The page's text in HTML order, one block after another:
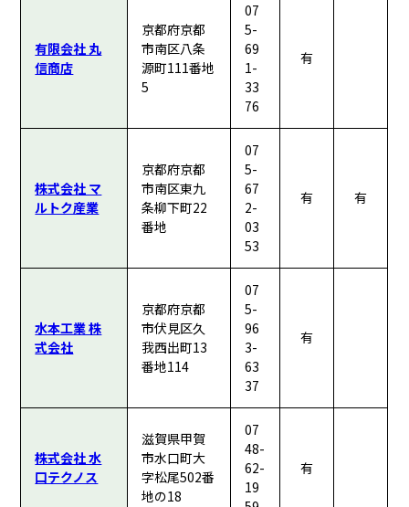
有限会社 丸
信商店
京都府京都
市南区八条
源町111番地
5
07
5-
69
1-
33
76
有
株式会社 マ
ルトク産業
京都府京都
市南区東九
条柳下町22
番地
07
5-
67
2-
03
53
有 有
水本工業 株
式会社
京都府京都
市伏見区久
我西出町13
番地114
07
5-
96
3-
63
37
有
株式会社 水
口テクノス
滋賀県甲賀
市水口町大
字松尾502番
地の18
07
48-
62-
19
有